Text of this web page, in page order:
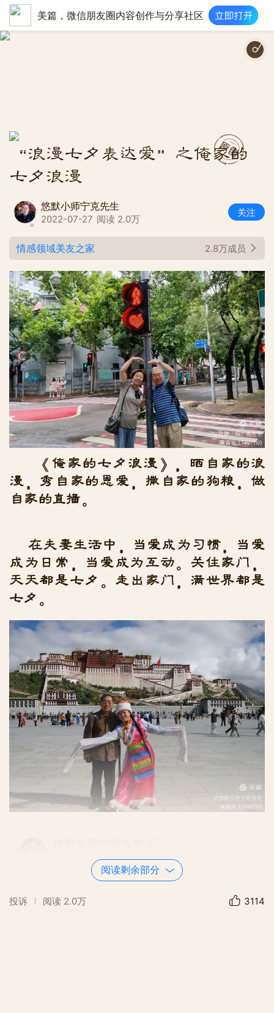
美篇，微信朋友圈内容创作与分享社区
“浪漫七夕表达爱”之俺家的
七夕浪漫
悠默小师宁克先生
2022-07-27 阅读 2.0万
关注
情感领域美友之家 2.8万成员
《俺家的七夕浪漫》，晒自家的浪
漫，秀自家的恩爱，撒自家的狗粮，做
自家的直播。
在夫妻生活中，当爱成为习惯，当爱
成为日常，当爱成为互动。关住家门，
天天都是七夕。走出家门，满世界都是
七夕。
阅读剩余部分
投诉 阅读 2.0万 3114